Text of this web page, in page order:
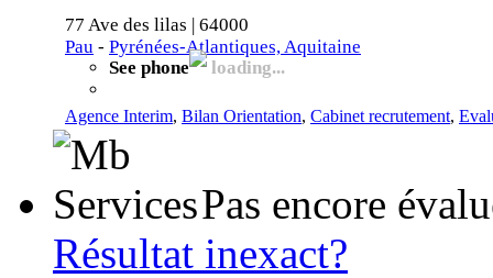
77 Ave des lilas | 64000
Pau - Pyrénées-Atlantiques, Aquitaine
See phone
loading...
Agence Interim, Bilan Orientation, Cabinet recrutement,
Pas encore
Résultat inexact?